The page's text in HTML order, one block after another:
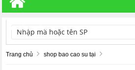
TÌM KIẾM
Trang chủ shop bao cao su tại